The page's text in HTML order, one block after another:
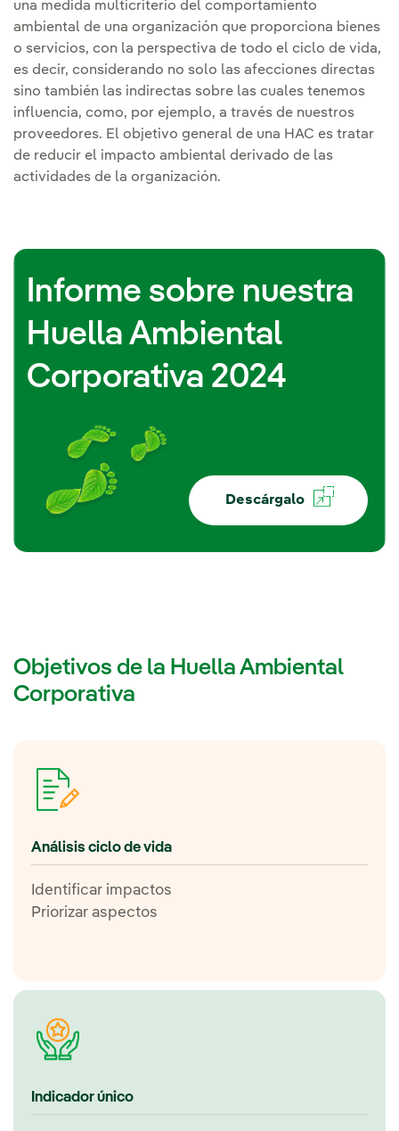
una medida multicriterio del comportamiento
ambiental de una organización que proporciona bienes
o servicios, con la perspectiva de todo el ciclo de vida,
es decir, considerando no solo las afecciones directas
sino también las indirectas sobre las cuales tenemos
influencia, como, por ejemplo, a través de nuestros
proveedores. El objetivo general de una HAC es tratar
de reducir el impacto ambiental derivado de las
actividades de la organización.
Informe sobre nuestra
Huella Ambiental
Corporativa 2024
Descárgalo
Objetivos de la Huella Ambiental
Corporativa
Análisis ciclo de vida
Identificar impactos
Priorizar aspectos
Indicador único